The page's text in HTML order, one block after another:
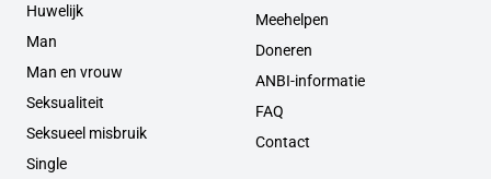
Huwelijk
Man
Man en vrouw
Seksualiteit
Seksueel misbruik
Single
Meehelpen
Doneren
ANBI-informatie
FAQ
Contact